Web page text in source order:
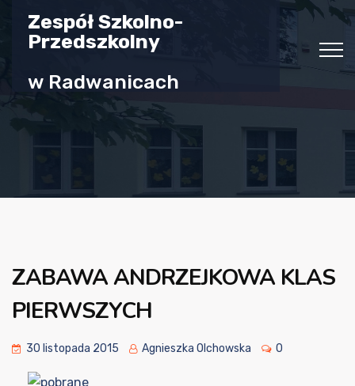
Zespół Szkolno-
Przedszkolny
w Radwanicach
ZABAWA ANDRZEJKOWA KLAS
PIERWSZYCH
30 listopada 2015 Agnieszka Olchowska 0